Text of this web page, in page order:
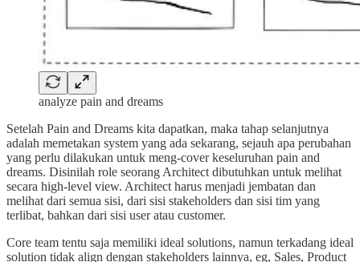
analyze pain and dreams
Setelah Pain and Dreams kita dapatkan, maka tahap selanjutnya
adalah memetakan system yang ada sekarang, sejauh apa perubahan
yang perlu dilakukan untuk meng-cover keseluruhan pain and
dreams. Disinilah role seorang Architect dibutuhkan untuk melihat
secara high-level view. Architect harus menjadi jembatan dan
melihat dari semua sisi, dari sisi stakeholders dan sisi tim yang
terlibat, bahkan dari sisi user atau customer.
Core team tentu saja memiliki ideal solutions, namun terkadang ideal
solution tidak align dengan stakeholders lainnya, eg, Sales, Product